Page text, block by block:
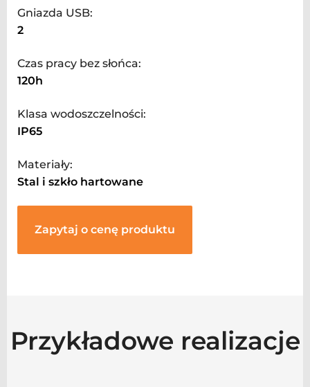
Gniazda USB:
2
Czas pracy bez słońca:
120h
Klasa wodoszczelności:
IP65
Materiały:
Stal i szkło hartowane
Zapytaj o cenę produktu
Przykładowe realizacje